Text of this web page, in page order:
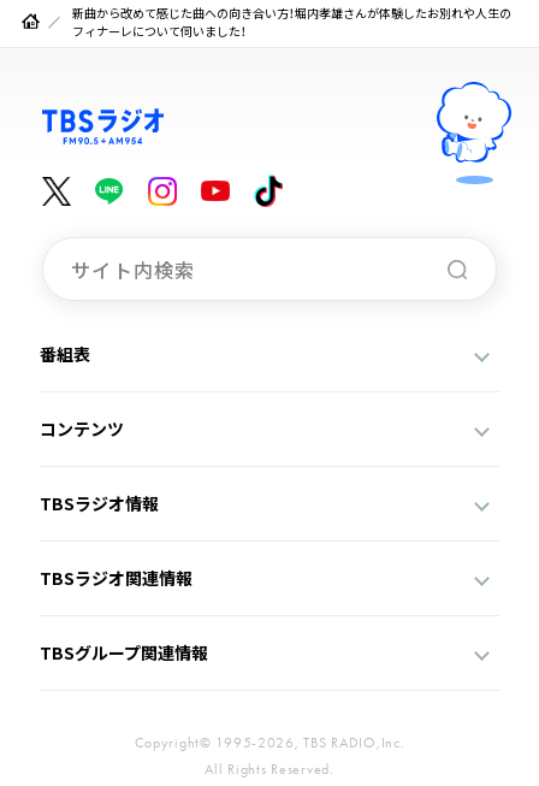
新曲から改めて感じた曲への向き合い方！堀内孝雄さんが体験したお別れや人生の
フィナーレについて伺いました！
番組表
コンテンツ
TBSラジオ情報
TBSラジオ関連情報
TBSグループ関連情報
Copyright© 1995-2026, TBS RADIO,Inc.
All Rights Reserved.